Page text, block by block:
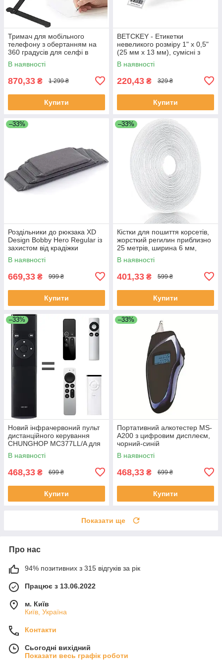
Тримач для мобільного
телефону з обертанням на
360 градусів для селфі в
прямому ефірі
В наявності
870,33 ₴ 1 299 ₴
Купити
BETCKEY - Етикетки
невеликого розміру 1" x 0,5"
(25 мм x 13 мм), сумісні з
принтером етикеток Zebra &
More
В наявності
220,43 ₴ 329 ₴
Купити
–33%
Роздільники до рюкзака XD
Design Bobby Hero Regular із
захистом від крадіжки
В наявності
669,33 ₴ 999 ₴
Купити
–33%
Кістки для пошиття корсетів,
жорсткий регилин приблизно
25 метрів, ширина 6 мм,
поліестер
В наявності
401,33 ₴ 599 ₴
Купити
–33%
Новий інфрачервоний пульт
дистанційного керування
CHUNGHOP MC377LL/A для
Apple 2/3 TV Box A1294
A1156, 2021 TV4 4K, 5th HD,
В наявності
468,33 ₴ 699 ₴
Купити
–33%
Портативний алкотестер MS-
A200 з цифровим дисплеєм,
чорний-синій
В наявності
468,33 ₴ 699 ₴
Купити
Показати ще
Про нас
94% позитивних з 315 відгуків за рік
Працює з 13.06.2022
м. Київ
Київ, Україна
Контакти
Сьогодні вихідний
Показати весь графік роботи